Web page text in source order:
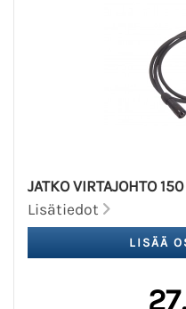
JATKO VIRTAJOHTO
Lisätiedot